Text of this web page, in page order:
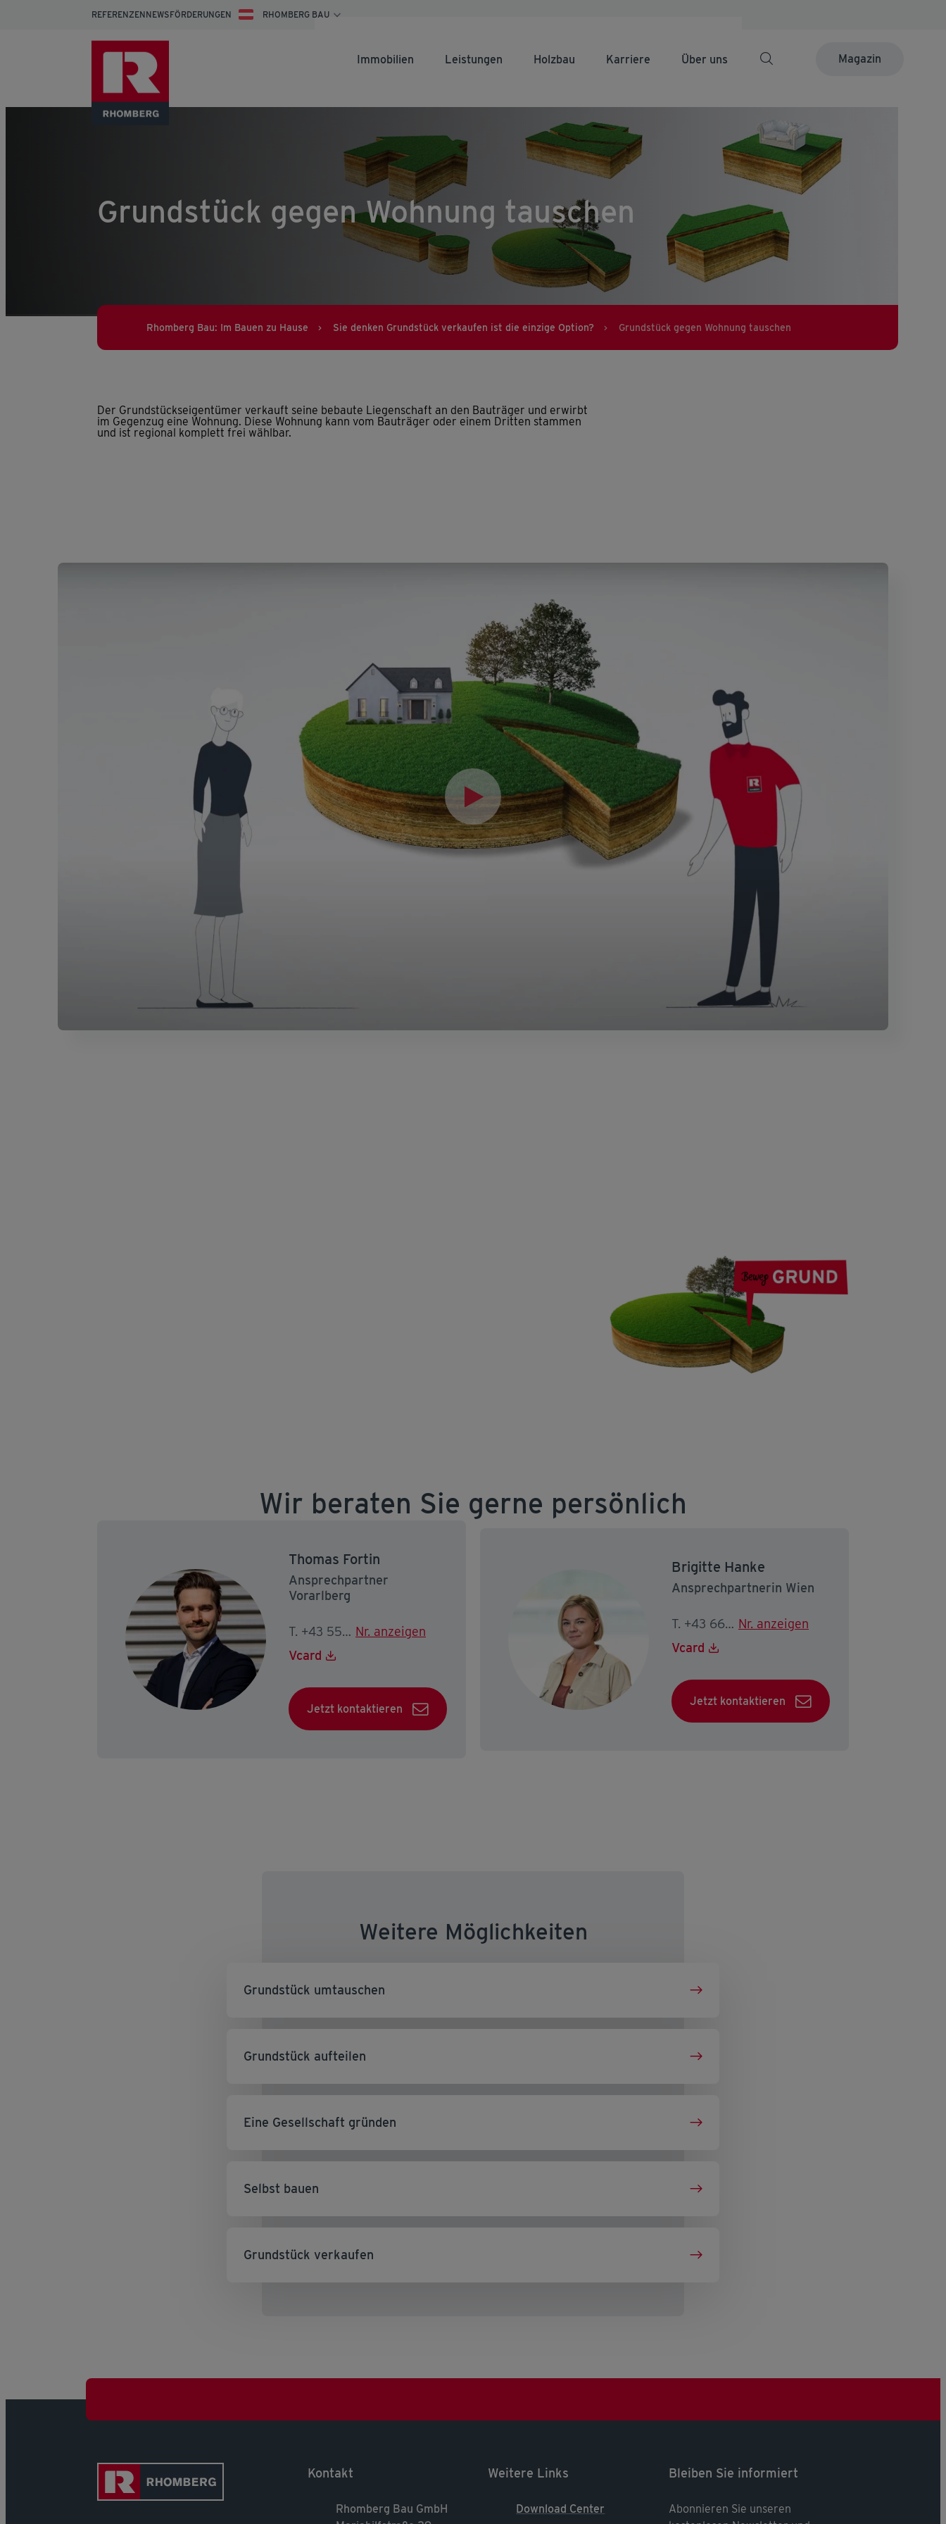
REFERENZENNEWSFÖRDERUNGEN RHOMBERG BAU
Immobilien Leistungen Holzbau Karriere Über uns Magazin
Grundstück gegen Wohnung tauschen
Rhomberg Bau: Im Bauen zu Hause > Sie denken Grundstück verkaufen ist die einzige Option? > Grundstück gegen Wohnung tauschen
Der Grundstückseigentümer verkauft seine bebaute Liegenschaft an den Bauträger und erwirbt
im Gegenzug eine Wohnung. Diese Wohnung kann vom Bauträger oder einem Dritten stammen
und ist regional komplett frei wählbar.
Wir beraten Sie gerne persönlich
Thomas Fortin
Ansprechpartner
Vorarlberg
T. +43 5574 403-2223 Nr. anzeigen
Vcard
Jetzt kontaktieren
Brigitte Hanke
Ansprechpartnerin Wien
T. +43 664 3165754 Nr. anzeigen
Vcard
Jetzt kontaktieren
Weitere Möglichkeiten
Grundstück umtauschen
Grundstück aufteilen
Eine Gesellschaft gründen
Selbst bauen
Grundstück verkaufen
Kontakt
Rhomberg Bau GmbH
Weitere Links
Download Center
Bleiben Sie informiert
Abonnieren Sie unseren